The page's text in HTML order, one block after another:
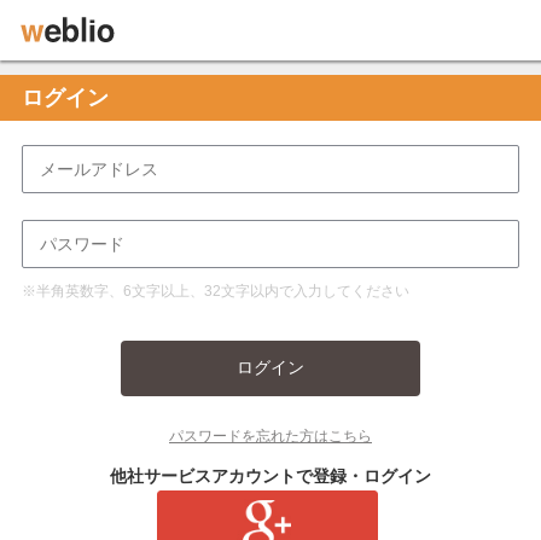
ログイン
※半角英数字、6文字以上、32文字以内で入力してください
ログイン
パスワードを忘れた方はこちら
他社サービスアカウントで登録・ログイン